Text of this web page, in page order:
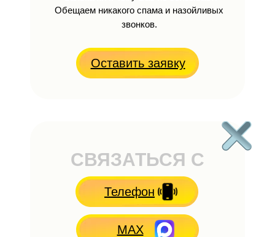
Оставить заявку
Обещаем никакого спама и назойливых
звонков.
СВЯЗАТЬСЯ С
НАМИ
MAX
Телефон